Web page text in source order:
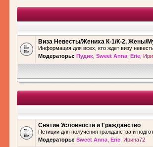
Виза Невесты/Жениха К-1/К-2, Жены/
Информация для всех, кто ждет визу
Модераторы: Пудик Sweet Anna Erie
Снятие Условности и Гражданство
Петиции для получения гражданства и
Модераторы: Sweet Anna Erie Ирина72